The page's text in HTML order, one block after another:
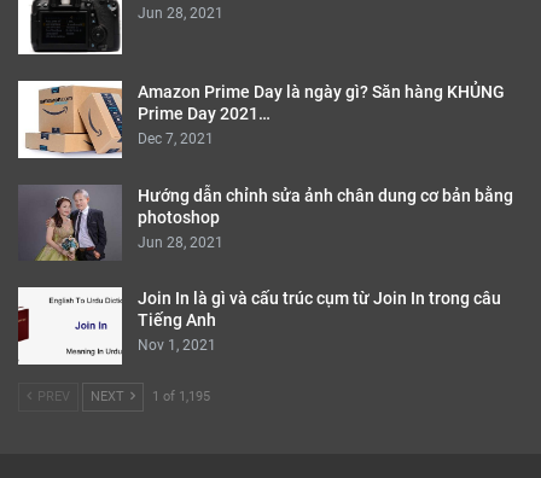
Jun 28, 2021
Amazon Prime Day là ngày gì? Săn hàng KHỦNG
Prime Day 2021…
Dec 7, 2021
Hướng dẫn chỉnh sửa ảnh chân dung cơ bản bằng
photoshop
Jun 28, 2021
Join In là gì và cấu trúc cụm từ Join In trong câu
Tiếng Anh
Nov 1, 2021
PREV NEXT 1 of 1,195